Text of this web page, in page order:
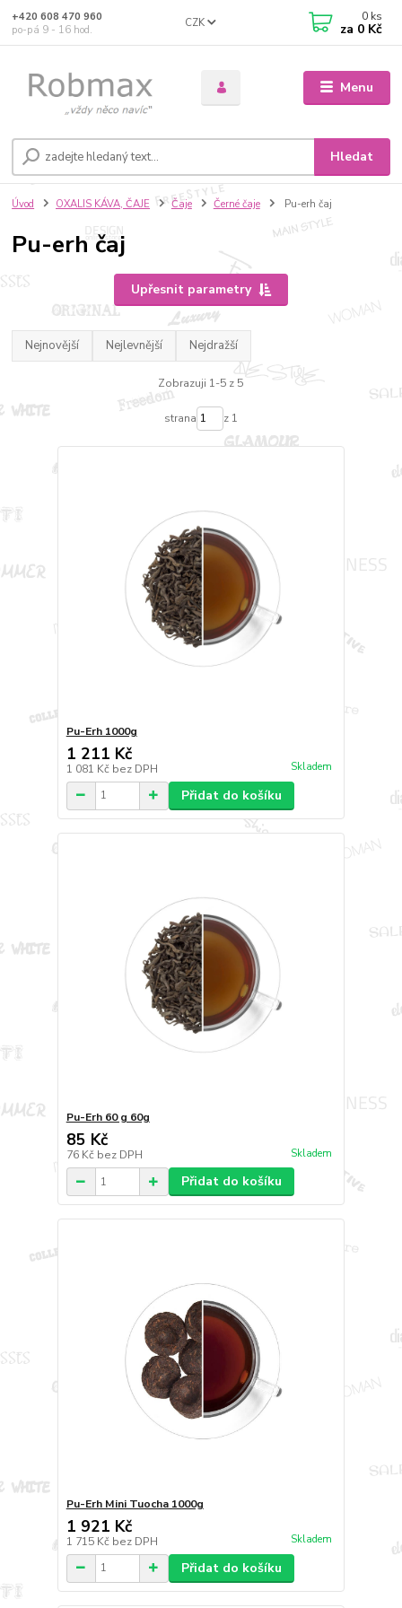
Menu
CZK
Hledat
+420 608 470 960
po-pá 9 - 16 hod.
0 ks
za 0 Kč
Úvod OXALIS KÁVA, ČAJE Čaje Černé čaje Pu-erh čaj
Pu-erh čaj
Upřesnit parametry
Nejnovější Nejlevnější Nejdražší
Zobrazuji 1-5 z 5
strana z 1
Pu-Erh 1000g
1 211 Kč
1 081 Kč bez DPH Skladem
Přidat do košíku
Pu-Erh 60 g 60g
85 Kč
76 Kč bez DPH Skladem
Přidat do košíku
Pu-Erh Mini Tuocha 1000g
1 921 Kč
1 715 Kč bez DPH Skladem
Přidat do košíku